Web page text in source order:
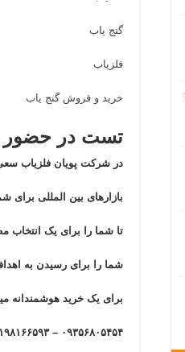
گنج یاب
فلزیاب
خرید و فروش گنج یاب
تست در حضور
در شرکت پویان فلزیاب
بازار‌های بین المللی برای
تا شما را برای یک
شما را برای رسیدن به
برای یک خرید هوشمندانه
۰۹۳۵۶۸۰۵۴۵۴ – ۰۹۱۹۸۱۶۶۵۹۳